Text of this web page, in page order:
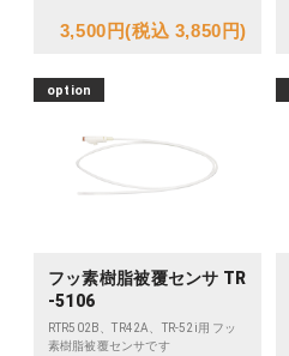
3,500円(税込 3,850円)
option
フッ素樹脂被覆センサ TR
-5106
RTR502B、TR42A、TR-52i用 フッ
素樹脂被覆センサです